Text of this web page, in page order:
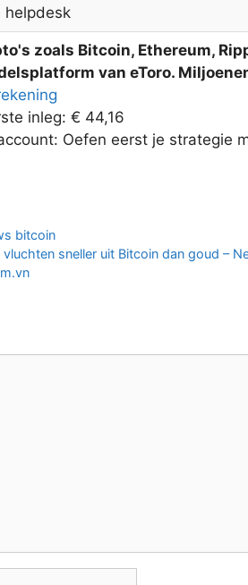
helpdesk
zoals Bitcoin, Ethereum,
van eToro.
inleg: € 44,16
Oefen eerst je strategie
bitcoin
sneller uit Bitcoin dan goud –